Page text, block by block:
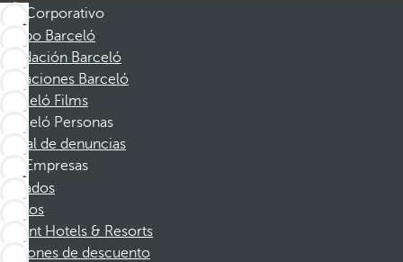
Corporativo
Grupo Barceló
Fundación Barceló
Vacaciones Barceló
Barceló Films
Barceló Personas
Canal de denuncias
Empresas
Afiliados
Socios
Dorint Hotels & Resorts
Cupones de descuento